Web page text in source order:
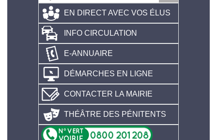
EN DIRECT AVEC VOS ÉLUS
INFO CIRCULATION
E-ANNUAIRE
DÉMARCHES EN LIGNE
CONTACTER LA MAIRIE
THÉÂTRE DES PÉNITENTS